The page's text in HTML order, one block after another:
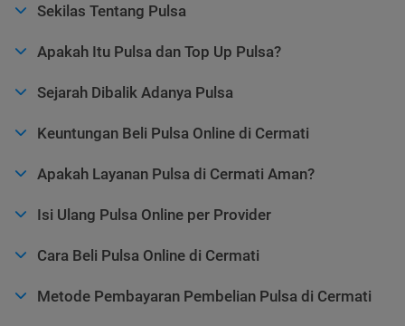
Sekilas Tentang Pulsa
Apakah Itu Pulsa dan Top Up Pulsa?
Sejarah Dibalik Adanya Pulsa
Keuntungan Beli Pulsa Online di Cermati
Apakah Layanan Pulsa di Cermati Aman?
Isi Ulang Pulsa Online per Provider
Cara Beli Pulsa Online di Cermati
Metode Pembayaran Pembelian Pulsa di Cermati